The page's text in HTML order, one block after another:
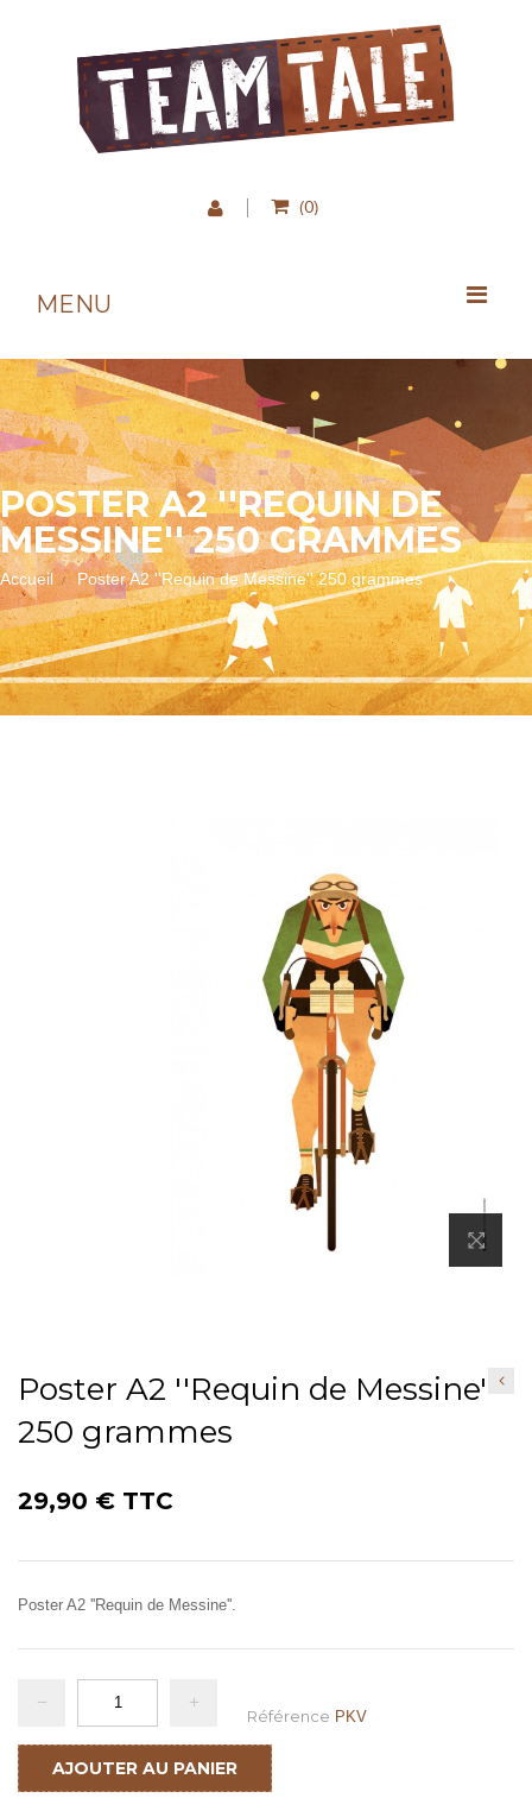
(0)
MENU
POSTER A2 ''REQUIN DE
MESSINE'' 250 GRAMMES
Accueil Poster A2 ''Requin de Messine'' 250 grammes
Poster A2 ''Requin de Messine''
250 grammes
29,90 € TTC
Poster A2 ''Requin de Messine''.
AJOUTER AU PANIER
Référence PKV